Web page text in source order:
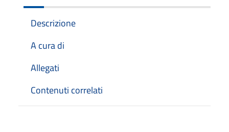
Descrizione
A cura di
Allegati
Contenuti correlati